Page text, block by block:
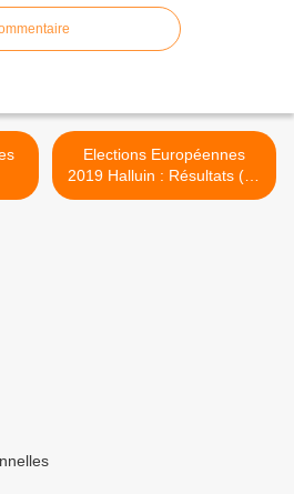
Elections Européennes
2019 Halluin : Résultats (26
Mai 2019). >